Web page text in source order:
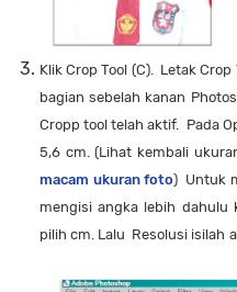
Klik Crop Tool (C). Letak
bagian sebelah kanan
Cropp tool telah aktif. Pada
5,6 cm. (Lihat kembali
macam ukuran foto) Untuk
mengisi angka lebih dahulu
pilih cm. Lalu